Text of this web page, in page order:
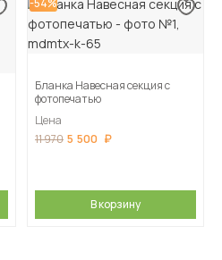
-54%
Бланка Навесная секция с
фотопечатью
Цена
11 970 5 500
В корзину